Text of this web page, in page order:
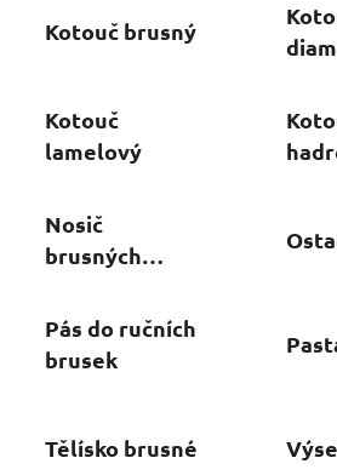
Kotouč brusný
Kotouč
lamelový
Nosič
brusných
Pás do ručních
brusek
Tělísko brusné